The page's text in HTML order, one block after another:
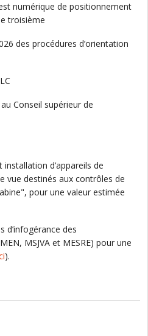
numérique de positionnement
troisième
des procédures d’orientation
Conseil supérieur de
d’appareils de
vue destinés aux contrôles de
pour une valeur estimée
d’infogérance des
MSJVA et MESRE) pour une
).